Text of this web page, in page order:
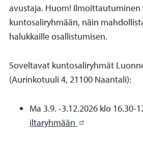
avustaja. Huom! Ilmoittautuminen
kuntosaliryhmään, näin
halukkaille osallistumisen.
Soveltavat kuntosaliryhmät
(Aurinkotuuli 4, 21100 Naantali):
Ma 3.9. -3.12.2026 klo 16.30-
iltaryhmään